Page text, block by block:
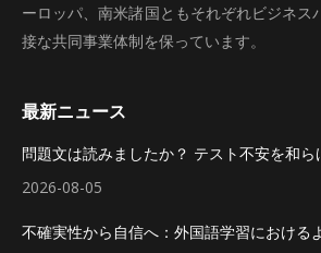
ーロッパ、南米諸国ともそれぞれビジネス
接な共同事業体制を保っています。
最新ニュース
問題文は読みましたか？ テスト不安を和
2026-08-05
不確実性から自信へ：外国語学習における